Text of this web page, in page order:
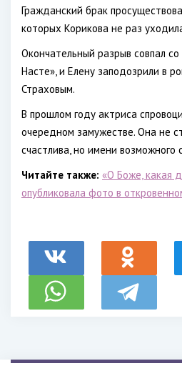
Гражданский брак
которых Корикова не раз
Окончательный разрыв совпал
Насте», и Елену заподозрили в
Страховым.
В прошлом году актриса
очередном замужестве. Она не
счастлива, но имени возможного
Читайте также: «О Боже, какая
опубликовала фото в